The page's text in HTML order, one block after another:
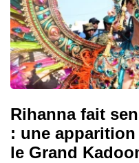
Rihanna fait
: une
le Grand